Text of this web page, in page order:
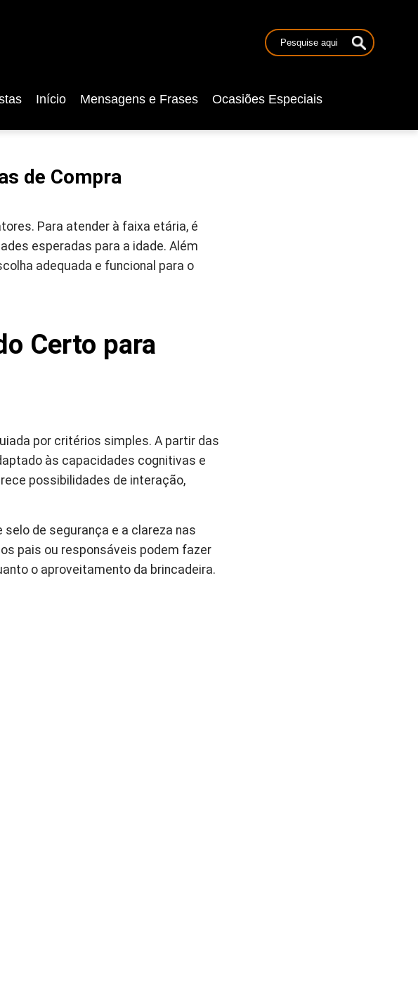
Início Mensagens e Frases Ocasiões Especiais
de Compra
Para atender à faixa etária, é
esperadas para a idade. Além
adequada e funcional para o
Certo para
por critérios simples. A partir das
às capacidades cognitivas e
possibilidades de interação,
de segurança e a clareza nas
pais ou responsáveis podem fazer
o aproveitamento da brincadeira.